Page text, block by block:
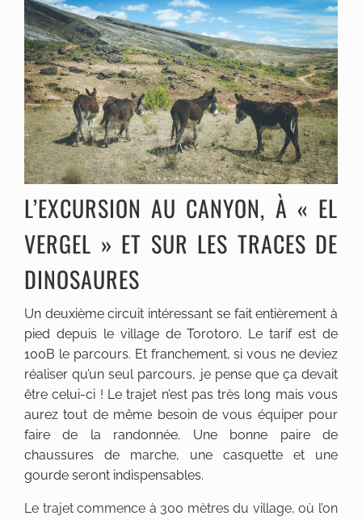
L’EXCURSION AU CANYON, À « EL
VERGEL » ET SUR LES TRACES DE
DINOSAURES
Un deuxième circuit intéressant se fait entièrement à
pied depuis le village de Torotoro. Le tarif est de
100B le parcours. Et franchement, si vous ne deviez
réaliser qu’un seul parcours, je pense que ça devait
être celui-ci ! Le trajet n’est pas très long mais vous
aurez tout de même besoin de vous équiper pour
faire de la randonnée. Une bonne paire de
chaussures de marche, une casquette et une
gourde seront indispensables.
Le trajet commence à 300 mètres du village, où l’on